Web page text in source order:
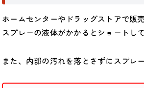
ホームセンターやドラッグストアで販
スプレーの液体がかかるとショートし
また、内部の汚れを落とさずにスプレ